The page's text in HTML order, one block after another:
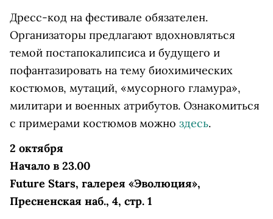
Дресс-код на фестивале обязателен.
Организаторы предлагают вдохновляться
темой постапокалипсиса и будущего и
пофантазировать на тему биохимических
костюмов, мутаций, «мусорного гламура»,
милитари и военных атрибутов. Ознакомиться
с примерами костюмов можно здесь.
2 октября
Начало в 23.00
Future Stars, галерея «Эволюция»,
Пресненская наб., 4, стр. 1